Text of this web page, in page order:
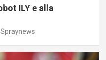
ILY e alla